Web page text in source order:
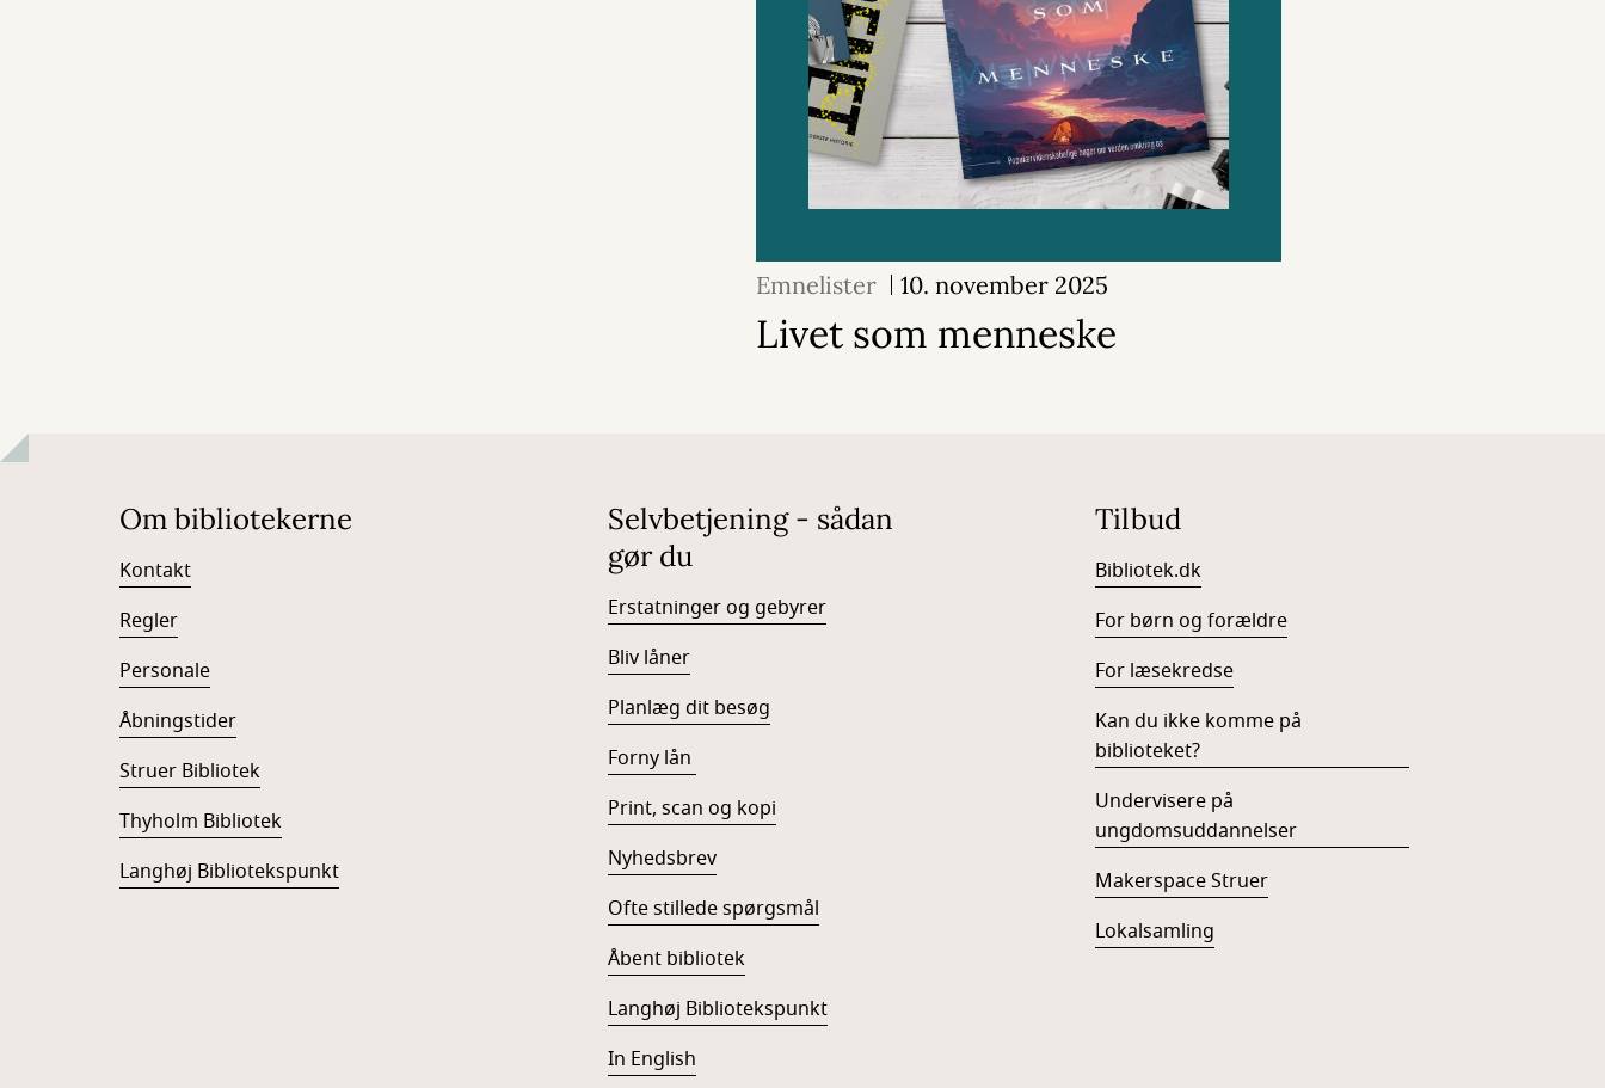
Emnelister 10. november 2025
Livet som menneske
Om bibliotekerne
Kontakt
Regler
Personale
Åbningstider
Struer Bibliotek
Thyholm Bibliotek
Langhøj Bibliotekspunkt
Selvbetjening - sådan
gør du
Erstatninger og gebyrer
Bliv låner
Planlæg dit besøg
Forny lån
Print, scan og kopi
Nyhedsbrev
Ofte stillede spørgsmål
Åbent bibliotek
Langhøj Bibliotekspunkt
In English
Tilbud
Bibliotek.dk
For børn og forældre
For læsekredse
Kan du ikke komme på
biblioteket?
Undervisere på
ungdomsuddannelser
Makerspace Struer
Lokalsamling